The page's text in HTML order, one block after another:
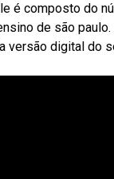
é composto do
de são
versão digital do